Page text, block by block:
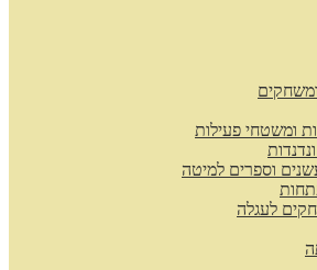
ומשטחי פעילות
וספרים למיטה
לעגלה